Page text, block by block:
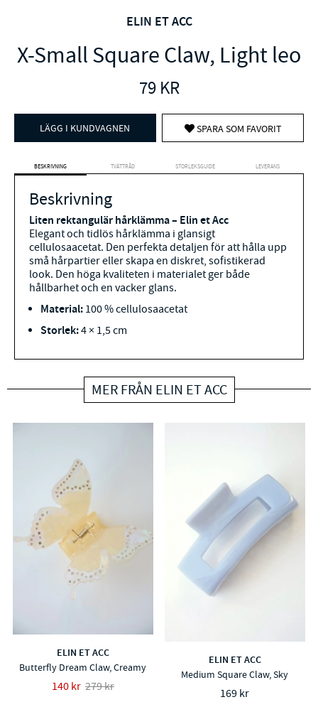
ELIN ET ACC
X-Small Square Claw, Light leo
79KR
LÄGG I KUNDVAGNEN SPARA SOM FAVORIT
BESKRIVNING TVÄTTRÅD STORLEKSGUIDE LEVERANS
Beskrivning
Liten rektangulär hårklämma – Elin et Acc
Elegant och tidlös hårklämma i glansigt
cellulosaacetat. Den perfekta detaljen för att hålla upp
små hårpartier eller skapa en diskret, sofistikerad
look. Den höga kvaliteten i materialet ger både
hållbarhet och en vacker glans.
Material: 100 % cellulosaacetat
Storlek:4 × 1,5 cm
MER FRÅN ELIN ET ACC
ELIN ET ACC
Butterfly Dream Claw, Creamy
140 kr 279 kr
ELIN ET ACC
Medium Square Claw, Sky
169 kr